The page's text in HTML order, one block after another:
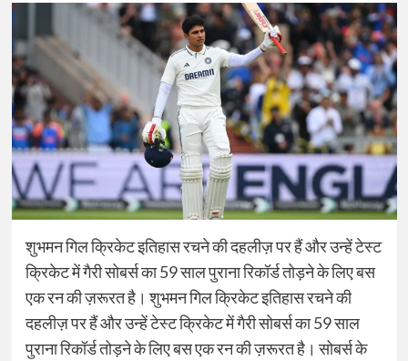
शुभमन गिल क्रिकेट इतिहास रचने की दहलीज़ पर हैं और उन्हें टेस्ट
क्रिकेट में गैरी सोबर्स का 59 साल पुराना रिकॉर्ड तोड़ने के लिए बस
एक रन की ज़रूरत है। शुभमन गिल क्रिकेट इतिहास रचने की
दहलीज़ पर हैं और उन्हें टेस्ट क्रिकेट में गैरी सोबर्स का 59 साल
पुराना रिकॉर्ड तोड़ने के लिए बस एक रन की ज़रूरत है। सोबर्स के